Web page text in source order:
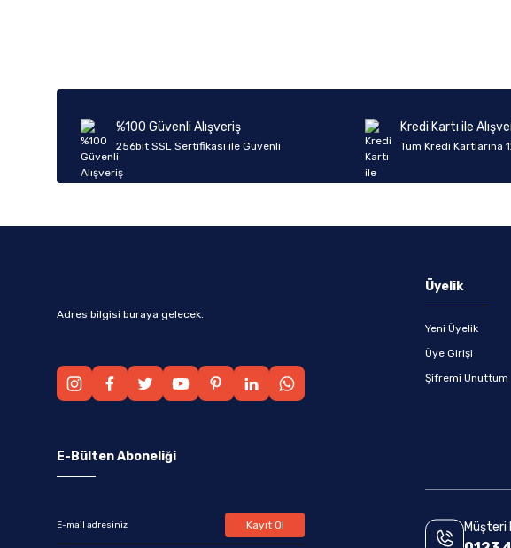
Ürün fiyatı diğer sitelerden daha pahalı.
Bu ürüne benzer farklı alternatifler olmalı.
%100 Güvenli Alışveriş
256bit SSL Sertifikası ile Güvenli
Kredi Kartı ile
Tüm Kredi Kartlarına
Adres bilgisi buraya gelecek.
Üyelik
Yeni Üyelik
Üye Girişi
Şifremi Unuttum
E-Bülten Aboneliği
Kayıt Ol Müşteri